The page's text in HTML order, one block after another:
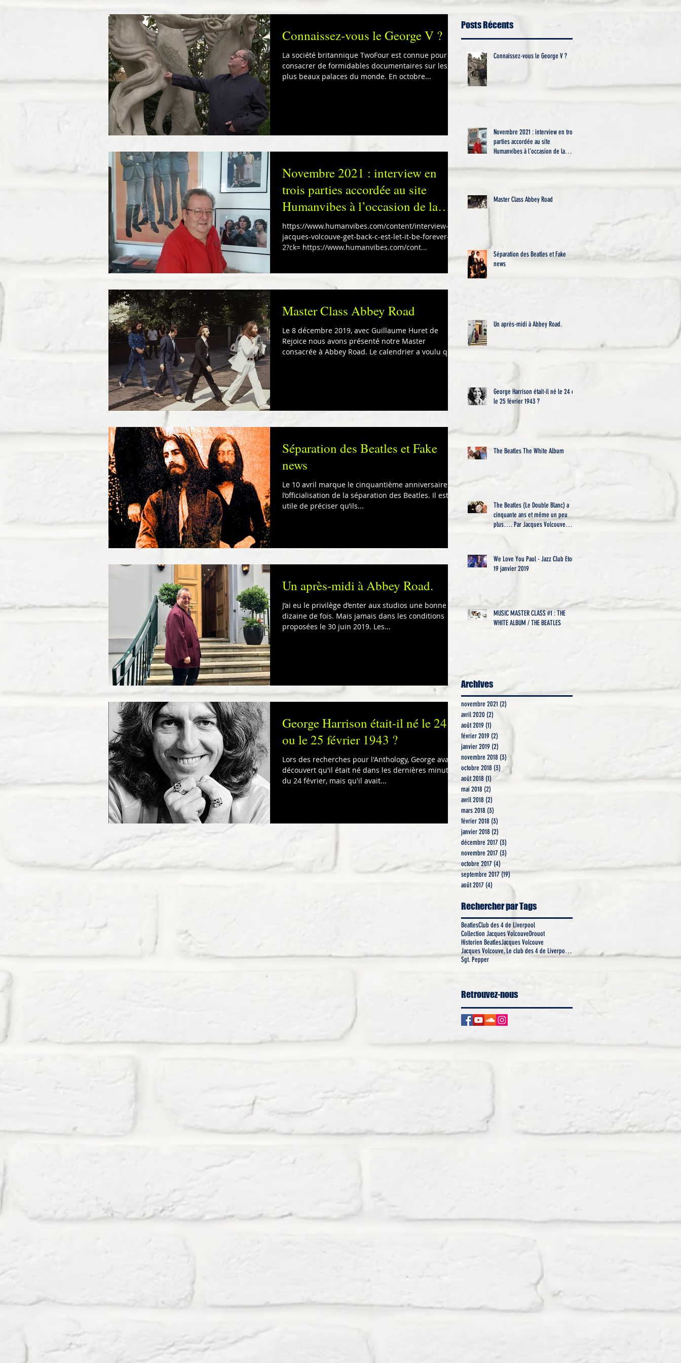
Connaissez-vous le George V ?
La société britannique TwoFour est connue pour
consacrer de formidables documentaires sur les
plus beaux palaces du monde. En octobre...
Novembre 2021 : interview en
trois parties accordée au site
Humanvibes à l’occasion de la
diffusion
https://www.humanvibes.com/content/interview-de-
jacques-volcouve-get-back-c-est-let-it-be-forever-1-
2?ck= https://www.humanvibes.com/cont...
Master Class Abbey Road
Le 8 décembre 2019, avec Guillaume Huret de
Rejoice nous avons présenté notre Master
consacrée à Abbey Road. Le calendrier a voulu que
Séparation des Beatles et Fake
news
Le 10 avril marque le cinquantième anniversaire et
l’officialisation de la séparation des Beatles. Il est
utile de préciser qu’ils...
Un après-midi à Abbey Road.
J’ai eu le privilège d’enter aux studios une bonne
dizaine de fois. Mais jamais dans les conditions
proposées le 30 juin 2019. Les...
George Harrison était-il né le 24
ou le 25 février 1943 ?
Lors des recherches pour l'Anthology, George avait
découvert qu'il était né dans les dernières minutes
du 24 février, mais qu'il avait...
Posts Récents
Connaissez-vous le George V ?
Novembre 2021 : interview en trois
parties accordée au site
Humanvibes à l’occasion de la
Master Class Abbey Road
Séparation des Beatles et Fake
news
Un après-midi à Abbey Road.
George Harrison était-il né le 24 ou
le 25 février 1943 ?
The Beatles The White Album
The Beatles (Le Double Blanc) a
cinquante ans et même un peu
plus…. Par Jacques Volcouve
We Love You Paul - Jazz Club Etoile
19 janvier 2019
MUSIC MASTER CLASS #1 : THE
WHITE ALBUM / THE BEATLES
Archives
novembre 2021 (2)
avril 2020 (2)
août 2019 (1)
février 2019 (2)
janvier 2019 (2)
novembre 2018 (3)
octobre 2018 (3) 3 posts
août 2018 (1) 1 post
mai 2018 (2)
avril 2018 (2)
mars 2018 (3)
février 2018 (3)
janvier 2018 (2)
décembre 2017 (3)
novembre 2017 (3)
octobre 2017 (4)
septembre 2017(19)19 posts
août 2017 (4)
Rechercher par Tags
BeatlesClub des 4 de Liverpool
Collection Jacques VolcouveDrouot
Historien BeatlesJacques Volcouve
Jacques Volcouve, Le club des 4 de Liverpool, Coll
Sgt. Pepper
Retrouvez-nous